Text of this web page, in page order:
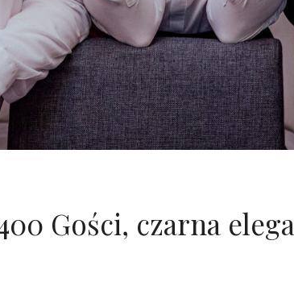
Gości, czarna